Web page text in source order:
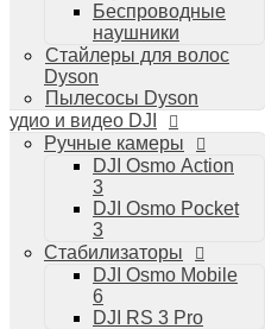
Беспроводные
наушники
Стайлеры для волос
Dyson
Пылесосы Dyson
и видео DJI
Ручные камеры
DJI Osmo Action
3
DJI Osmo Pocket
3
Стабилизаторы
DJI Osmo Mobile
6
DJI RS 3 Pro